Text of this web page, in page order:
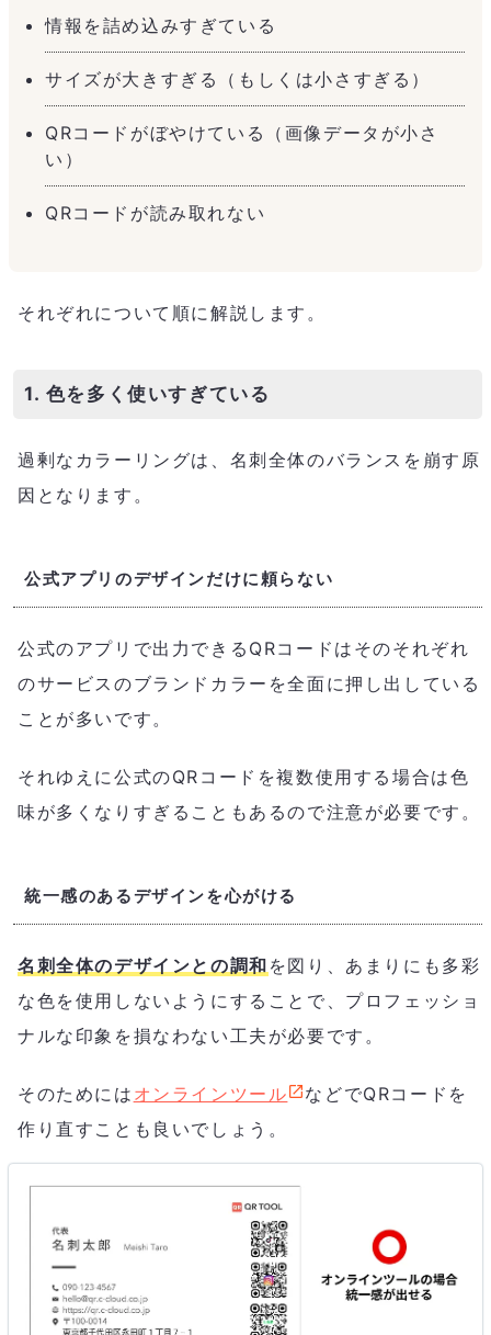
情報を詰め込みすぎている
サイズが大きすぎる（もしくは小さすぎる）
QRコードがぼやけている（画像データが小さ
い）
QRコードが読み取れない
それぞれについて順に解説します。
1. 色を多く使いすぎている
過剰なカラーリングは、名刺全体のバランスを崩す原
因となります。
公式アプリのデザインだけに頼らない
公式のアプリで出力できるQRコードはそのそれぞれ
のサービスのブランドカラーを全面に押し出している
ことが多いです。
それゆえに公式のQRコードを複数使用する場合は色
味が多くなりすぎることもあるので注意が必要です。
統一感のあるデザインを心がける
名刺全体のデザインとの調和 を図り、あまりにも多彩
な色を使用しないようにすることで、プロフェッショ
ナルな印象を損なわない工夫が必要です。
そのためには オンラインツール
などでQRコードを
作り直すことも良いでしょう。